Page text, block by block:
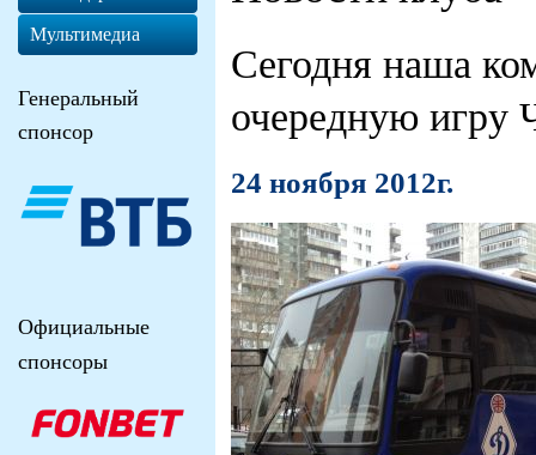
Сегодня наша
очередную
24 ноября 2012г.
Мультимедиа
Генеральный
спонсор
Официальные
спонсоры